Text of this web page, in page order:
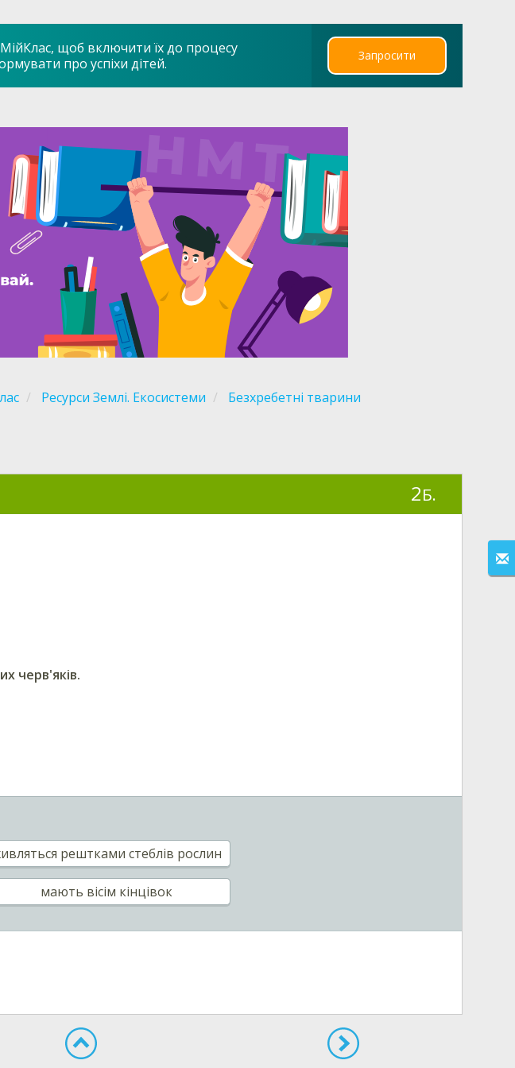
МійКлас, щоб включити їх до процесу
про успіхи дітей.
Запросити
Ресурси Землі. Екосистеми Безхребетні тварини
2Б.
черв'яків.
рештками стеблів рослин
мають вісім кінцівок